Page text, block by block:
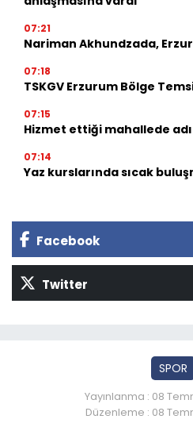
07:21
Nariman Akhundzada,
07:18
TSKGV Erzurum Bölge
07:15
Hizmet ettiği mahallede
07:14
Yaz kurslarında sıcak
Facebook
Twitter
SPOR
Yayınlanma : 08
Düzenleme : 08